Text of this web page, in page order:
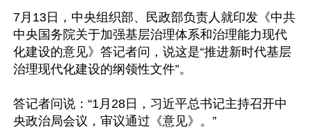
7月13日，中央组织部、民政部负责人就印发《中共
中央国务院关于加强基层治理体系和治理能力现代
化建设的意见》答记者问，说这是“推进新时代基层
治理现代化建设的纲领性文件”。
答记者问说：“1月28日，习近平总书记主持召开中
央政治局会议，审议通过《意见》。”